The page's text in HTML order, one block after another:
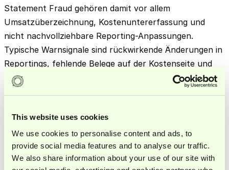
This website uses cookies
We use cookies to personalise content and ads, to
provide social media features and to analyse our traffic.
We also share information about your use of our site with
Statement Fraud gehören damit vor allem
Umsatzüberzeichnung, Kostenuntererfassung und
nicht nachvollziehbare Reporting-Anpassungen.
Typische Warnsignale sind rückwirkende Änderungen in
Reportings, fehlende Belege auf der Kostenseite und
eine Diskrepanz zwischen erzählter Story und
Zahlenänderungen können Hinweise sein. Spätestens in
einer Due Diligence oder Finanzierungsrunde kommen
solche Inkonsistenzen ans Licht und können das
Vertrauen von Investoren nachhaltig beschädigen. Eine